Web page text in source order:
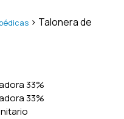
> Talonera de
33%
33%